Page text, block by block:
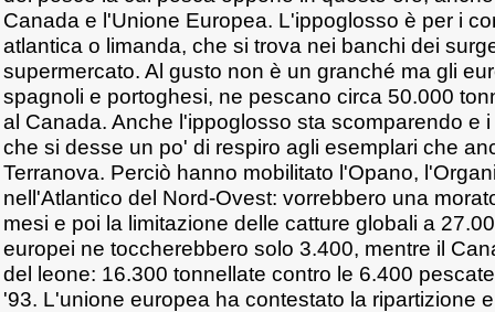
Canada e l'Unione Europea. L'ippoglosso è per i
atlantica o limanda, che si trova nei banchi dei
supermercato. Al gusto non è un granché ma gli
spagnoli e portoghesi, ne pescano circa 50.000
al Canada. Anche l'ippoglosso sta scomparendo e
che si desse un po' di respiro agli esemplari che
Terranova. Perciò hanno mobilitato l'Opano,
nell'Atlantico del Nord-Ovest: vorrebbero una
mesi e poi la limitazione delle catture globali a
europei ne toccherebbero solo 3.400, mentre il
del leone: 16.300 tonnellate contro le 6.400
'93. L'unione europea ha contestato la ripartizione